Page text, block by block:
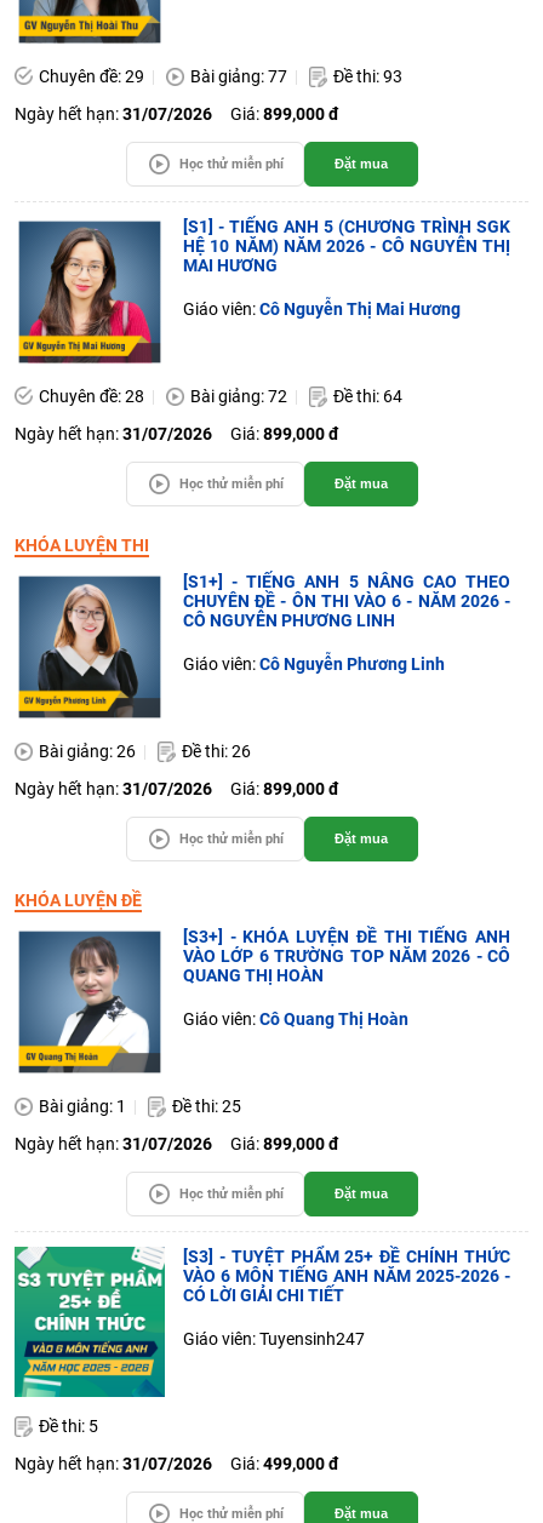
Chuyên đề: 29 Bài giảng: 77
Đề thi: 93
Ngày hết hạn:31/07/2026 Giá:899,000 đ
Học thử miễn phí Đặt mua
[S1] - TIẾNG ANH 5 (CHƯƠNG TRÌNH SGK
HỆ 10 NĂM) NĂM 2026 - CÔ NGUYỄN THỊ
MAI HƯƠNG
Giáo viên:Cô Nguyễn Thị Mai Hương
Chuyên đề: 28 Bài giảng: 72
Đề thi: 64
Ngày hết hạn:31/07/2026 Giá:899,000 đ
Học thử miễn phí Đặt mua
KHÓA LUYỆN THI
[S1+] - TIẾNG ANH 5 NÂNG CAO THEO
CHUYÊN ĐỀ - ÔN THI VÀO 6 - NĂM 2026 -
CÔ NGUYỄN PHƯƠNG LINH
Giáo viên:Cô Nguyễn Phương Linh
Bài giảng: 26
Đề thi: 26
Ngày hết hạn:31/07/2026 Giá:899,000 đ
Học thử miễn phí Đặt mua
KHÓA LUYỆN ĐỀ
[S3+] - KHÓA LUYỆN ĐỀ THI TIẾNG ANH
VÀO LỚP 6 TRƯỜNG TOP NĂM 2026 - CÔ
QUANG THỊ HOÀN
Giáo viên:Cô Quang Thị Hoàn
Bài giảng: 1
Đề thi: 25
Ngày hết hạn:31/07/2026 Giá:899,000 đ
Học thử miễn phí Đặt mua
[S3] - TUYỆT PHẨM 25+ ĐỀ CHÍNH THỨC
VÀO 6 MÔN TIẾNG ANH NĂM 2025-2026 -
CÓ LỜI GIẢI CHI TIẾT
Giáo viên: Tuyensinh247
Đề thi: 5
Ngày hết hạn:31/07/2026 Giá:499,000 đ
Học thử miễn phí Đặt mua